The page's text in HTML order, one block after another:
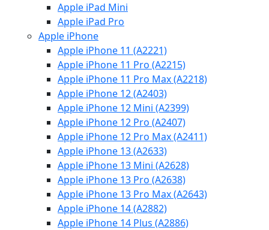
Apple iPad Mini
Apple iPad Pro
Apple iPhone
Apple iPhone 11 (A2221)
Apple iPhone 11 Pro (A2215)
Apple iPhone 11 Pro Max (A2218)
Apple iPhone 12 (A2403)
Apple iPhone 12 Mini (A2399)
Apple iPhone 12 Pro (A2407)
Apple iPhone 12 Pro Max (A2411)
Apple iPhone 13 (A2633)
Apple iPhone 13 Mini (A2628)
Apple iPhone 13 Pro (A2638)
Apple iPhone 13 Pro Max (A2643)
Apple iPhone 14 (A2882)
Apple iPhone 14 Plus (A2886)